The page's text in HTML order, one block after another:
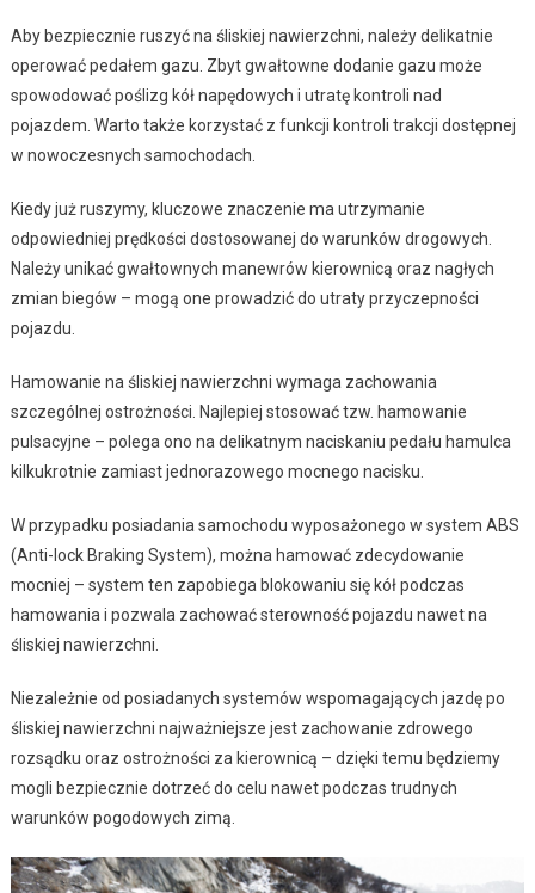
Aby bezpiecznie ruszyć na śliskiej nawierzchni, należy delikatnie
operować pedałem gazu. Zbyt gwałtowne dodanie gazu może
spowodować poślizg kół napędowych i utratę kontroli nad
pojazdem. Warto także korzystać z funkcji kontroli trakcji dostępnej
w nowoczesnych samochodach.
Kiedy już ruszymy, kluczowe znaczenie ma utrzymanie
odpowiedniej prędkości dostosowanej do warunków drogowych.
Należy unikać gwałtownych manewrów kierownicą oraz nagłych
zmian biegów – mogą one prowadzić do utraty przyczepności
pojazdu.
Hamowanie na śliskiej nawierzchni wymaga zachowania
szczególnej ostrożności. Najlepiej stosować tzw. hamowanie
pulsacyjne – polega ono na delikatnym naciskaniu pedału hamulca
kilkukrotnie zamiast jednorazowego mocnego nacisku.
W przypadku posiadania samochodu wyposażonego w system ABS
(Anti-lock Braking System), można hamować zdecydowanie
mocniej – system ten zapobiega blokowaniu się kół podczas
hamowania i pozwala zachować sterowność pojazdu nawet na
śliskiej nawierzchni.
Niezależnie od posiadanych systemów wspomagających jazdę po
śliskiej nawierzchni najważniejsze jest zachowanie zdrowego
rozsądku oraz ostrożności za kierownicą – dzięki temu będziemy
mogli bezpiecznie dotrzeć do celu nawet podczas trudnych
warunków pogodowych zimą.